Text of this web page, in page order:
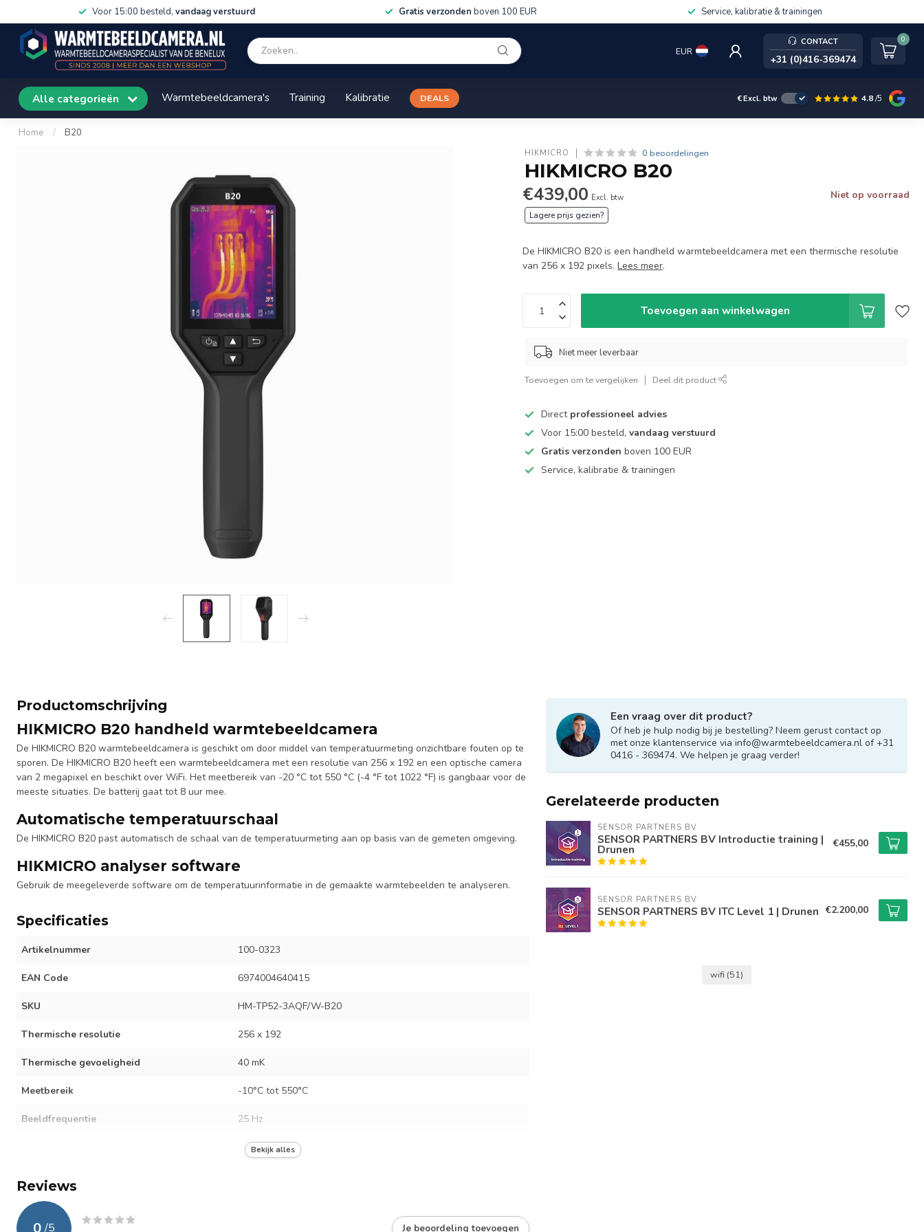
Voor 15:00 besteld, vandaag verstuurd Gratis verzonden boven 100 EUR Service, kalibratie & trainingen
EUR
CONTACT
+31 (0)416-369474
0
Alle categorieën Warmtebeeldcamera's Training Kalibratie DEALS €Excl. btw 4.8/5
Home / B20
HIKMICRO 0 beoordelingen
HIKMICRO B20
€439,00 Excl. btw Niet op voorraad
Lagere prijs gezien?
De HIKMICRO B20 is een handheld warmtebeeldcamera met een thermische resolutie
van 256 x 192 pixels.Lees meer.
Toevoegen aan winkelwagen
Niet meer leverbaar
Toevoegen om te vergelijken Deel dit product
Direct professioneel advies
Voor 15:00 besteld,vandaag verstuurd
Gratis verzonden boven 100 EUR
Service, kalibratie & trainingen
Productomschrijving
HIKMICRO B20 handheld warmtebeeldcamera
De HIKMICRO B20 warmtebeeldcamera is geschikt om door middel van temperatuurmeting onzichtbare fouten op te
sporen. De HIKMICRO B20 heeft een warmtebeeldcamera met een resolutie van 256 x 192 en een optische camera
van 2 megapixel en beschikt over WiFi. Het meetbereik van -20 °C tot 550 °C (-4 °F tot 1022 °F) is gangbaar voor de
meeste situaties. De batterij gaat tot 8 uur mee.
Automatische temperatuurschaal
De HIKMICRO B20 past automatisch de schaal van de temperatuurmeting aan op basis van de gemeten omgeving.
HIKMICRO analyser software
Gebruik de meegeleverde software om de temperatuurinformatie in de gemaakte warmtebeelden te analyseren.
Specificaties
Artikelnummer 100-0323
EAN Code 6974004640415
SKU HM-TP52-3AQF/W-B20
Thermische resolutie 256 x 192
Thermische gevoeligheid 40 mK
Meetbereik -10°C tot 550°C
Beeldfrequentie 25 Hz
Vast
Interface
Bekijk alles
Reviews
0 /5 Je beoordeling toevoegen
Een vraag over dit product?
Of heb je hulp nodig bij je bestelling? Neem gerust contact op
met onze klantenservice via info@warmtebeeldcamera.nl of +31
0416 - 369474. We helpen je graag verder!
Gerelateerde producten
SENSOR PARTNERS BV
SENSOR PARTNERS BV Introductie training |
Drunen €455,00
SENSOR PARTNERS BV
SENSOR PARTNERS BV ITC Level 1 | Drunen €2.200,00
wifi (51)